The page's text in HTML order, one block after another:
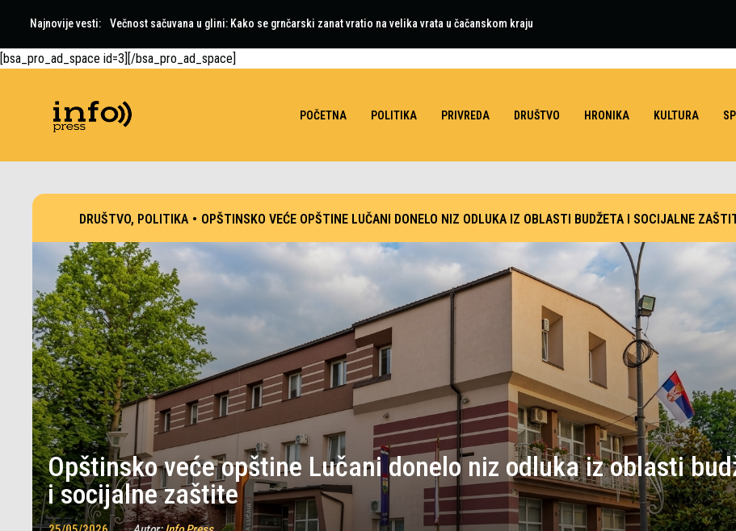
Najnovije vesti: Večnost sačuvana u glini: Kako se grnčarski zanat vratio na velika vrata u čačanskom kraju
[bsa_pro_ad_space id=3][/bsa_pro_ad_space]
POČETNA POLITIKA PRIVREDA DRUŠTVO HRONIKA KULTURA
DRUŠTVO, POLITIKA • OPŠTINSKO VEĆE OPŠTINE LUČANI DONELO NIZ ODLUKA IZ OBLASTI BUDŽETA I SOCIJALNE
Opštinsko veće opštine Lučani donelo niz odluka iz oblasti
i socijalne zaštite